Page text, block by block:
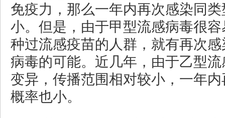
免疫力，那么一年内再次感染同
小。但是，由于甲型流感病毒很
种过流感疫苗的人群，就有再次
病毒的可能。近几年，由于乙型
变异，传播范围相对较小，一年
概率也小。